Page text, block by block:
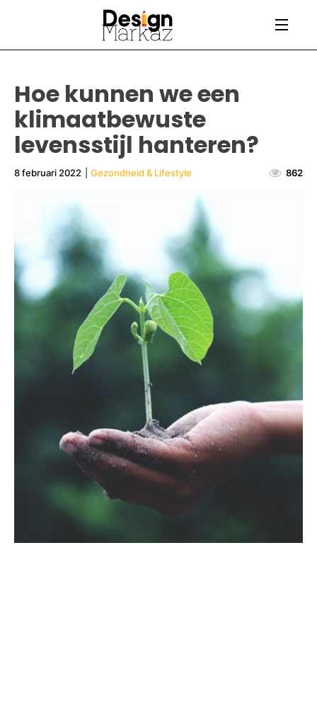
Hoe kunnen we een
klimaatbewuste
levensstijl hanteren?
8 februari 2022 Gezondheid & Lifestyle 862